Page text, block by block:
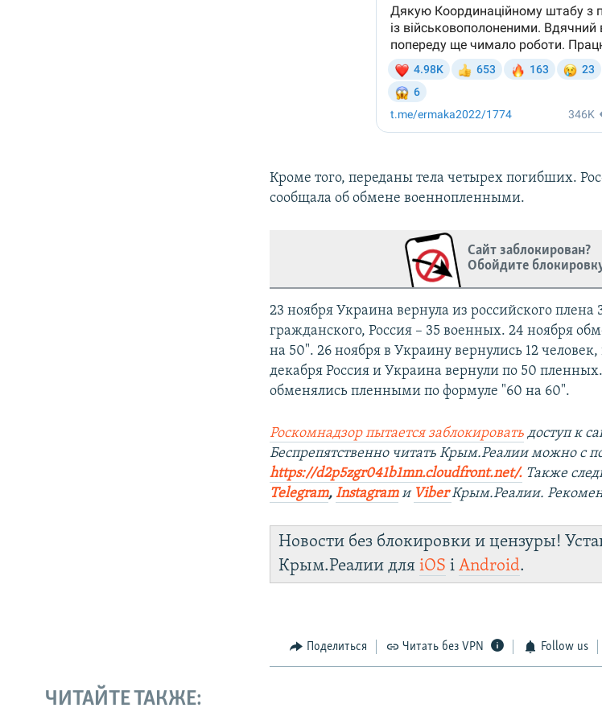
Кроме того, переданы тела четырех погибших.
сообщала об обмене военнопленными.
Сайт заблокирован?
Обойдите
23 ноября Украина вернула из российского плена
гражданского, Россия – 35 военных. 24 ноября
на 50". 26 ноября в Украину вернулись 12
декабря Россия и Украина вернули по 50
обменялись пленными по формуле "60 на 60".
Роскомнадзор пытается заблокировать доступ к
Беспрепятственно читать Крым.Реалии можно с
https://d2p5zgr041b1mn.cloudfront.net/. Также
Telegram, Instagram и ViberКрым.Реалии.
Новости без блокировки и цензуры!
Крым.Реалии дляiOS іAndroid.
Поделиться Читать без VPN Follow us
ЧИТАЙТЕ ТАКЖЕ: